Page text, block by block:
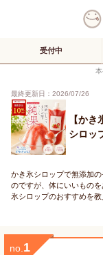
受付中
最終更新日：2026/07/26
【か
シロッ
かき氷シロップで無添加
のですが、体にいいもの
氷シロップのおすすめを教
no. 1